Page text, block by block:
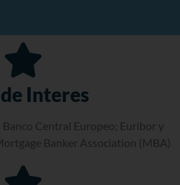
Interes
Banco Central Europeo; Euribor y
Banker Association (MBA)